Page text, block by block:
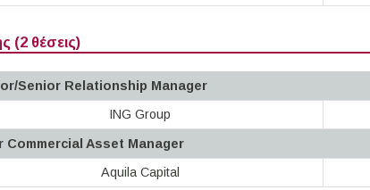
(2 θέσεις)
Senior Relationship Manager
ING Group
Commercial Asset Manager
Aquila Capital